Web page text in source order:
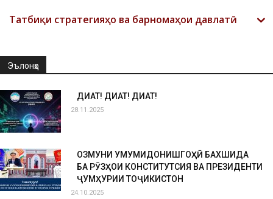
Татбиқи стратегияҳо ва барномаҳои давлатӣ
Эълонҳо
ДИҚҚАТ! ДИҚҚАТ! ДИҚҚАТ!
28.11.2025
ОЗМУНИ УМУМИДОНИШГОҲӢ БАХШИДА
БА РӮЗҲОИ КОНСТИТУТСИЯ ВА ПРЕЗИДЕНТИ
ҶУМҲУРИИ ТОҶИКИСТОН
24.10.2025